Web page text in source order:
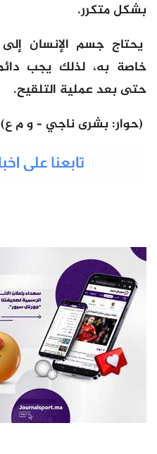
بشكل متكرر.
يحتاج جسم الإنسان
خاصة به، لذلك يجب دائما
حتى بعد عملية التلقيح.
(حوار: بشرى ناجي – و م ع)